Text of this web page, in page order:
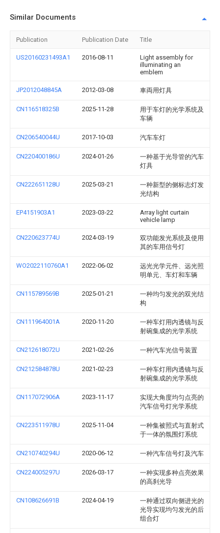
Similar Documents
Publication Publication Date Title
US20160231493A1 2016-08-11
Light assembly for
illuminating an
emblem
JP2012048845A 2012-03-08 車両用灯具
CN116518325B 2025-11-28
用于车灯的光学系统及
车辆
CN206540044U 2017-10-03 汽车车灯
CN220400186U 2024-01-26
一种基于光导管的汽车
灯具
CN222651128U 2025-03-21
一种新型的侧标志灯发
光结构
EP4151903A1 2023-03-22
Array light curtain
vehicle lamp
CN220623774U 2024-03-19
双功能发光系统及使用
其的车用信号灯
WO2022110760A1 2022-06-02
远光光学元件、远光照
明单元、车灯和车辆
CN115789569B 2025-01-21
一种均匀发光的双光结
构
CN111964001A 2020-11-20
一种车灯用内透镜与反
射碗集成的光学系统
CN212618072U 2021-02-26 一种汽车光信号装置
CN212584878U 2021-02-23
一种车灯用内透镜与反
射碗集成的光学系统
CN117072906A 2023-11-17
实现大角度均匀点亮的
汽车信号灯光学系统
CN223511978U 2025-11-04
一种集被照式与直射式
于一体的氛围灯系统
CN210740294U 2020-06-12 一种汽车信号灯及汽车
CN224005297U 2026-03-17
一种实现多种点亮效果
的高刹光导
CN108626691B 2024-04-19
一种通过双向侧进光的
光导实现均匀发光的后
组合灯